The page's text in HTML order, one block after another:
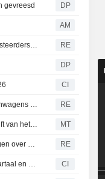
gevreesd DP
AM
Mercedes nauw betrokken bij Amerikaans overleg over Chinese investeerders, aldus topman RE
DP
CI
Mercedes-Benz verbetert resultaat - prognose voor verkoop personenwagens verlaagd RE
Mercedes-Benz Group boekt lagere nettowinst en omzet in eerste helft van het jaar MT
Kostenbesparingen helpen Mercedes winst te stabiliseren, maar zorgen over China houden aan RE
Mercedes-Benz Group AG rapporteert resultaten over het tweede kwartaal en de eerste zes maanden eindigend op 30 juni 2026 CI